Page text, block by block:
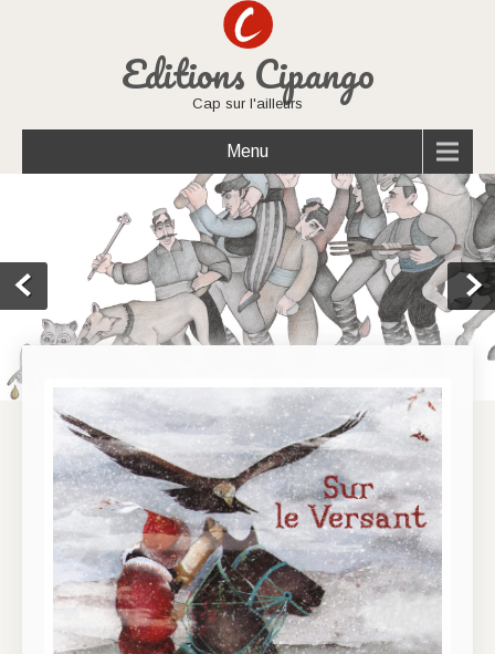
Editions Cipango
Cap sur l'ailleurs
Menu